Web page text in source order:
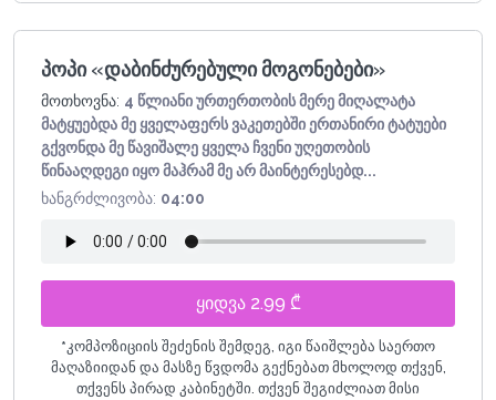
პოპი «დაბინძურებული მოგონებები»
მოთხოვნა: 4 წლიანი ურთერთობის მერე მიღალატა
მატყუებდა მე ყველაფერს ვაკეთებში ერთანირი ტატუები
გქვონდა მე წავიშალე ყველა ჩვენი უღეთობის
წინააღდეგი იყო მაჰრამ მე არ მაინტერესებდ...
ხანგრძლივობა: 04:00
ყიდვა 2.99 ₾
*კომპოზიციის შეძენის შემდეგ, იგი წაიშლება საერთო
მაღაზიიდან და მასზე წვდომა გექნებათ მხოლოდ თქვენ,
თქვენს პირად კაბინეტში. თქვენ შეგიძლიათ მისი